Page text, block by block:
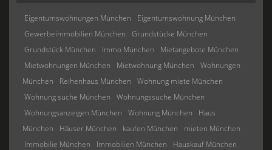
Eigentumswohnungen München
Eigentumswohnung München
Gewerbeimmobilien München
Grundstücke München
Grundstück München
Immo München
Mietangebote München
Mietwohnungen München
Mietwohnung München
Wohnungen
München
Reihenhaus München
Wohnung miete München
Wohnung suche München
Wohnungssuche München
Wohnungsanzeigen München
Wohnung München
Haus
München
Häuser München kaufen München
mieten München
Immobilie München
Immobilien München
Hauskauf München